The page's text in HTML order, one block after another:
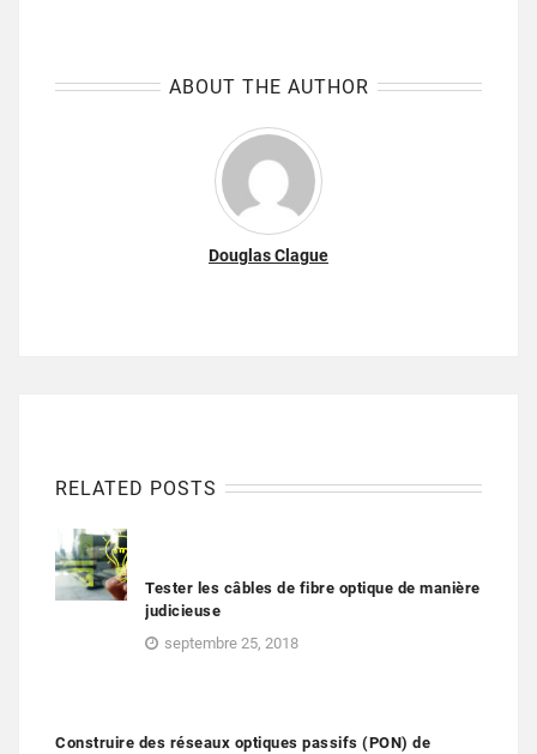
ABOUT THE AUTHOR
Douglas Clague
RELATED POSTS
Tester les câbles de fibre optique de manière
judicieuse
septembre 25, 2018
Construire des réseaux optiques passifs (PON) de